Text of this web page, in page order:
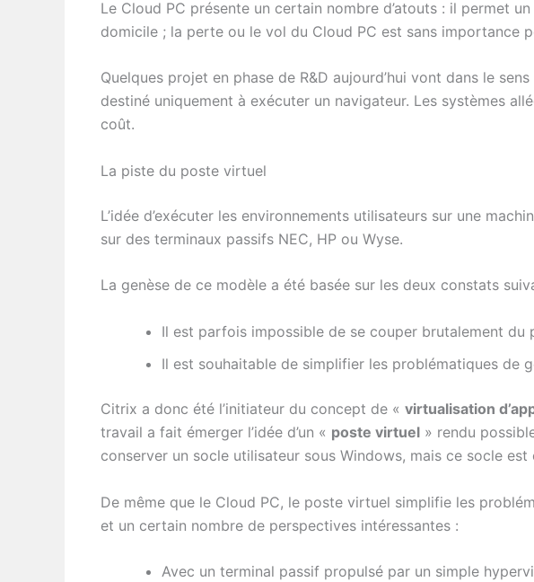
Le Cloud PC présente un certain nombre d’atouts : il permet
domicile ; la perte ou le vol du Cloud PC est sans importance
Quelques projet en phase de R&D aujourd’hui vont dans le
destiné uniquement à exécuter un navigateur. Les systèmes
coût.
La piste du poste virtuel
L’idée d’exécuter les environnements utilisateurs sur une
sur des terminaux passifs NEC, HP ou Wyse.
La genèse de ce modèle a été basée sur les deux constats
Il est parfois impossible de se couper brutalement
Il est souhaitable de simplifier les problématiques de
Citrix a donc été l’initiateur du concept de « virtualisation
travail a fait émerger l’idée d’un « poste virtuel » rendu
conserver un socle utilisateur sous Windows, mais ce socle
De même que le Cloud PC, le poste virtuel simplifie les
et un certain nombre de perspectives intéressantes :
Avec un terminal passif propulsé par un simple